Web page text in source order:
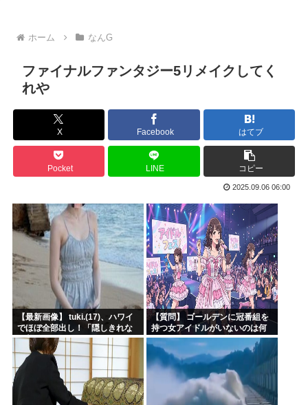
海外「日本が正しい！」優しい日本人に甘える外国人に海外が...
海外の反応：韓国在住の日本人インフルエンサーがライブ配信...
韓国人「韓国サッカー協会の性接待報道、海外でも大騒ぎに・...
最近のきらら漫画、オ●ニーシーンがあったりと下品すぎる
百田尚樹「日本保守党アンチ、政策批判ができず俺への個人攻...
【ワンピース】AIで小説描いたから評価して
【衝撃】 韓国人「日本、山ひとつが”爆発の聖地”になって...
3大長寿アニメでウザいキャラ「元太」「カバオ」
特番「本当にあった怖い安倍晋三」でありがちなエピソードと...
グルメ漫画No.1を決めるスレ
四六時中動いてるイラストのコミュニティとか無いんか
韓国人「大韓サッカー協会が過去に20人の外国人審判らに不...
ホーム なんG
ファイナルファンタジー5リメイクしてく
れや
X Facebook はてブ
Pocket LINE コピー
2025.09.06 06:00
【最新画像】 tuki.(17)、ハワイ
でほぼ全部出し！「隠しきれな
い美貌」とSNSざわつく
【質問】 ゴールデンに冠番組を
持つ女アイドルがいないのは何
故なのか？